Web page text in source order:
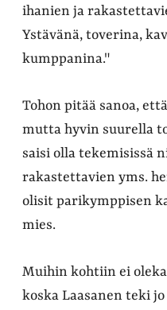
ihanien ja
Ystävänä, toverina,
kumppanina."
Tohon pitää sanoa,
mutta hyvin suurella
saisi olla tekemisissä
rakastettavien yms.
olisit parikymppisen
mies.
Muihin kohtiin ei
koska Laasanen teki